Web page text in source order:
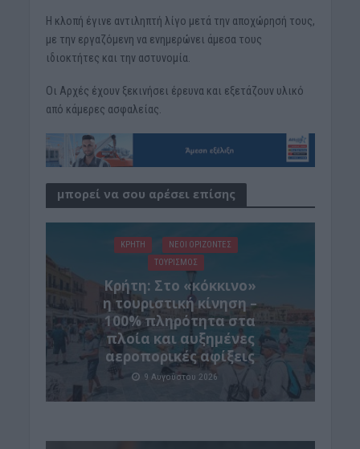
Η κλοπή έγινε αντιληπτή λίγο μετά την αποχώρησή τους,
με την εργαζόμενη να ενημερώνει άμεσα τους
ιδιοκτήτες και την αστυνομία.
Οι Αρχές έχουν ξεκινήσει έρευνα και εξετάζουν υλικό
από κάμερες ασφαλείας.
μπορεί να σου αρέσει επίσης
ΚΡΗΤΗ
ΝΕΟΙ ΟΡΙΖΟΝΤΕΣ
ΤΟΥΡΙΣΜΟΣ
Κρήτη: Στο «κόκκινο»
η τουριστική κίνηση –
100% πληρότητα στα
πλοία και αυξημένες
αεροπορικές αφίξεις
9 Αυγούστου 2026